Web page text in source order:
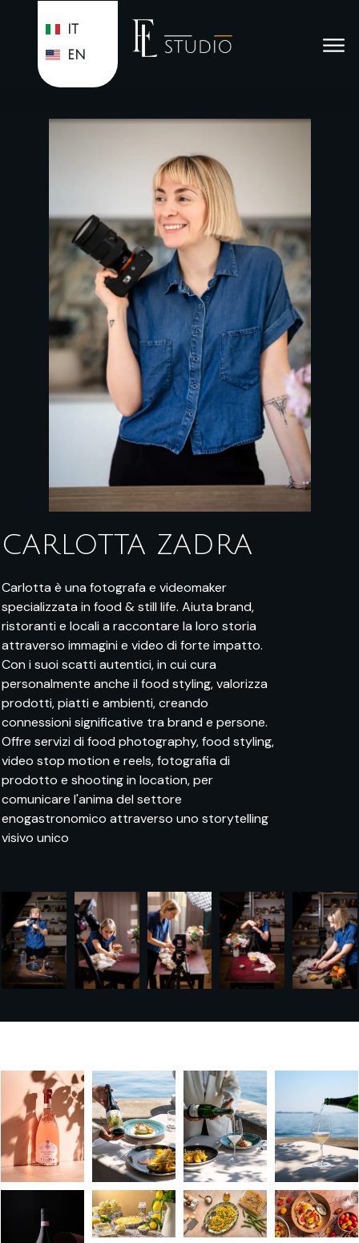
IT
EN
CARLOTTA ZADRA
Carlotta è una fotografa e videomaker
specializzata in food & still life. Aiuta brand,
ristoranti e locali a raccontare la loro storia
attraverso immagini e video di forte impatto.
Con i suoi scatti autentici, in cui cura
personalmente anche il food styling, valorizza
prodotti, piatti e ambienti, creando
connessioni significative tra brand e persone.
Offre servizi di food photography, food styling,
video stop motion e reels, fotografia di
prodotto e shooting in location, per
comunicare l'anima del settore
enogastronomico attraverso uno storytelling
visivo unico